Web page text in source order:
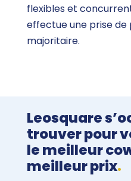
flexibles et
effectue une prise
majoritaire.
Leosquare
trouver pour
le meilleur
meilleur prix.